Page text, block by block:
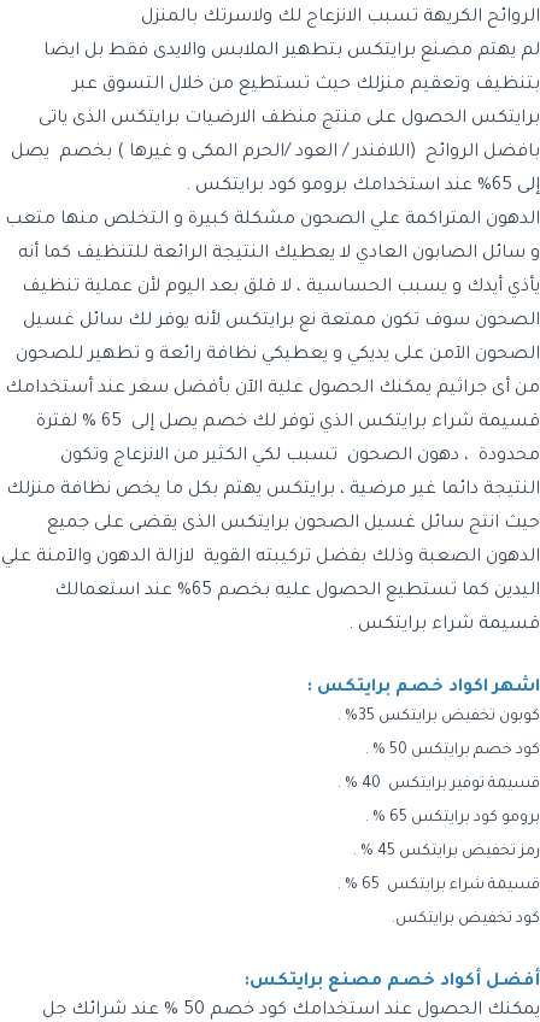
الروائح الكريهة تسبب الانزعاج لك ولاسرتك بالمنزل
لم يهتم مصنع برايتكس بتطهير الملابس والايدى فقط بل ايضا
بتنظيف وتعقيم منزلك حيث تستطيع من خلال التسوق عبر
برايتكس الحصول على منتج منظف الارضيات برايتكس الذى ياتى
بافضل الروائح (اللافندر / العود /الحرم المكى و غيرها ) بخصم يصل
إلى 65% عند استخدامك برومو كود برايتكس .
الدهون المتراكمة علي الصحون مشكلة كبيرة و التخلص منها متعب
و سائل الصابون العادي لا يعطيك النتيجة الرائعة للتنظيف كما أنه
يأذي أيدك و يسبب الحساسية ، لا قلق بعد اليوم لأن عملية تنظيف
الصحون سوف تكون ممتعة نع برايتكس لأنه يوفر لك سائل غسيل
الصحون الآمن على يديكي و يعطيكي نظافة رائعة و تطهير للصحون
من أى جراثيم يمكنك الحصول علية الآن بأفضل سعر عند أستخدامك
قسيمة شراء برايتكس الذي توفر لك خصم يصل إلى 65 % لفترة
محدودة ، دهون الصحون تسبب لكي الكثير من الانزعاج وتكون
النتيجة دائما غير مرضية ، برايتكس يهتم بكل ما يخص نظافة منزلك
حيث انتج سائل غسيل الصحون برايتكس الذى يقضى على جميع
الدهون الصعبة وذلك بفضل تركيبته القوية لازالة الدهون والآمنة علي
اليدين كما تستطيع الحصول عليه بخصم 65% عند استعمالك
قسيمة شراء برايتكس .
اشهر اكواد خصم برايتكس :
كوبون تخفيض برايتكس 35% .
كود خصم برايتكس 50 % .
قسيمة توفير برايتكس 40 % .
برومو كود برايتكس 65 % .
رمز تخفيض برايتكس 45 % .
قسيمة شراء برايتكس 65 % .
كود تخفيض برايتكس.
أفضل أكواد خصم مصنع برايتكس:
يمكنك الحصول عند استخدامك كود خصم 50 % عند شرائك جل